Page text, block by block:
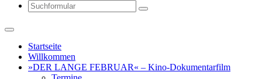
Search
Startseite
Willkommen
»DER LANGE FEBRUAR« – Kino-Dokumentarfilm